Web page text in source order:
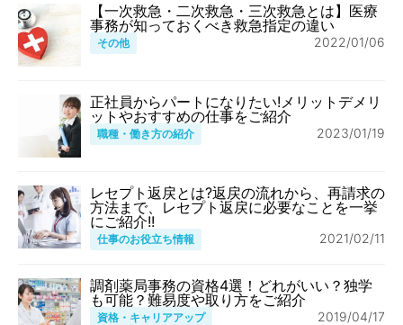
【一次救急・二次救急・三次救急とは】医療
事務が知っておくべき救急指定の違い
その他 2022/01/06
正社員からパートになりたい!メリットデメリ
ットやおすすめの仕事をご紹介
職種・働き方の紹介 2023/01/19
レセプト返戻とは?返戻の流れから、再請求の
方法まで、レセプト返戻に必要なことを一挙
にご紹介!!
仕事のお役立ち情報 2021/02/11
調剤薬局事務の資格4選！どれがいい？独学
も可能？難易度や取り方をご紹介
資格・キャリアアップ 2019/04/17